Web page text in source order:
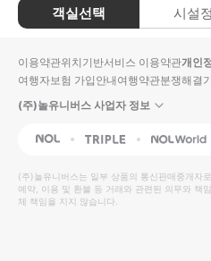
객실선택 시설
이용약관위치기반서비스 이용약관개인
여행자보험 가입안내여행약관분쟁해결
(주)놀유니버스 사업자 정보
NOL Triple Interpark
(주)놀유니버스는 일부 상품의 통신판매중개자
예약, 이용 및 환불 등 거래와 관련된 의무와 책
체 책임을 지지 않습니다.